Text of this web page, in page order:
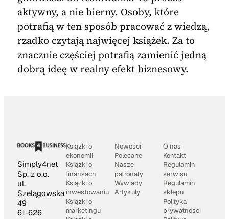
aktywny, a nie bierny. Osoby, które
potrafią w ten sposób pracować z wiedzą,
rzadko czytają najwięcej książek. Za to
znacznie częściej potrafią zamienić jedną
dobrą ideę w realny efekt biznesowy.
Simply4net
Sp. z o.o.
ul.
Szelągowska
49
61-626
Książki o
ekonomii
Książki o
finansach
Książki o
inwestowaniu
Książki o
marketingu
Nowości
Polecane
Nasze
patronaty
Wywiady
Artykuły
O nas
Kontakt
Regulamin
serwisu
Regulamin
sklepu
Polityka
prywatności